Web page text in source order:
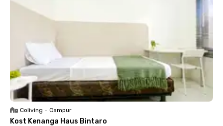
Coliving • Campur
Kost Kenanga Haus Bintaro